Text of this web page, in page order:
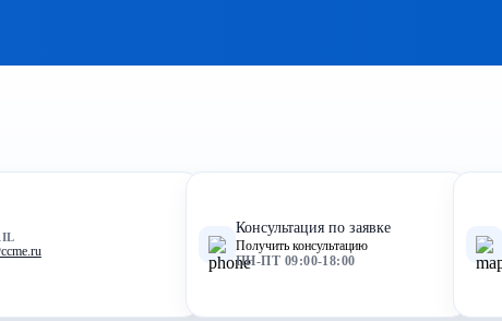
Консультация по заявке
Получить консультацию
ПН-ПТ 09:00-18:00